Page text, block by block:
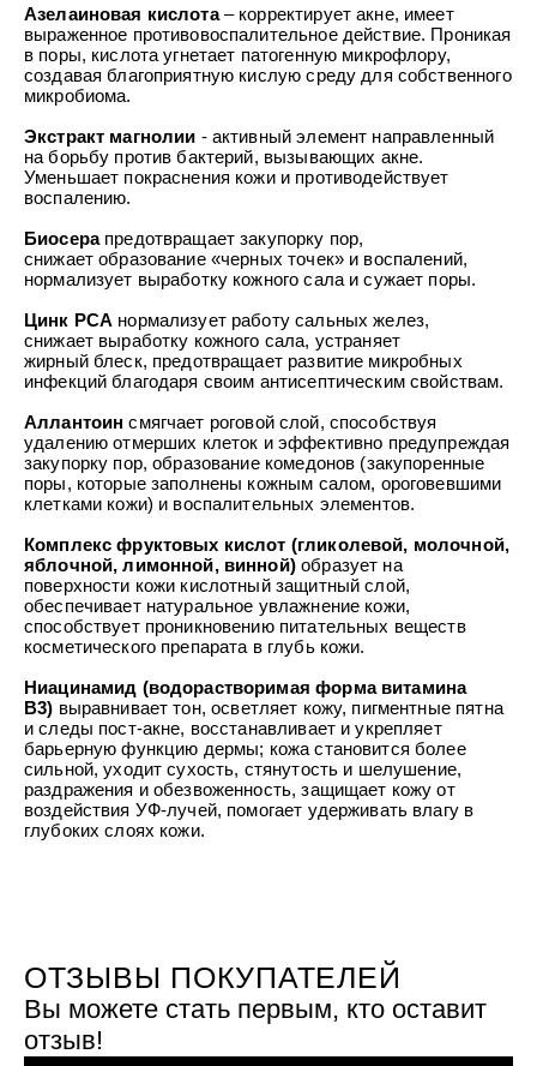
Азелаиновая кислота– корректирует акне, имеет
выраженное противовоспалительное действие. Проникая
в поры, кислота угнетает патогенную микрофлору,
создавая благоприятную кислую среду для собственного
микробиома.
Экстракт магнолии - активный элемент направленный
на борьбу против бактерий, вызывающих акне.
Уменьшает покраснения кожи и противодействует
воспалению.
Биосера предотвращает закупорку пор,
снижает образование «черных точек» и воспалений,
нормализует выработку кожного сала и сужает поры.
Цинк РСА нормализует работу сальных желез,
снижает выработку кожного сала, устраняет
жирный блеск, предотвращает развитие микробных
инфекций благодаря своим антисептическим свойствам.
Аллантоин смягчает роговой слой, способствуя
удалению отмерших клеток и эффективно предупреждая
закупорку пор, образование комедонов (закупоренные
поры, которые заполнены кожным салом, ороговевшими
клетками кожи) и воспалительных элементов.
Комплекс фруктовых кислот (гликолевой, молочной,
яблочной, лимонной, винной)образует на
поверхности кожи кислотный защитный слой,
обеспечивает натуральное увлажнение кожи,
способствует проникновению питательных веществ
косметического препарата в глубь кожи.
Ниацинамид (водорастворимая форма витамина
B3) выравнивает тон, осветляет кожу, пигментные пятна
и следы пост-акне, восстанавливает и укрепляет
барьерную функцию дермы; кожа становится более
сильной, уходит сухость, стянутость и шелушение,
раздражения и обезвоженность, защищает кожу от
воздействия УФ-лучей, помогает удерживать влагу в
глубоких слоях кожи.
ОТЗЫВЫ ПОКУПАТЕЛЕЙ
Вы можете стать первым, кто оставит
отзыв!